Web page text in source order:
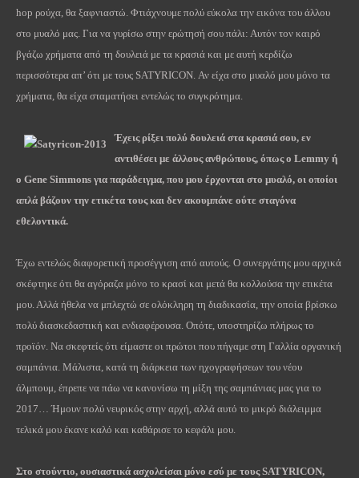
hop ρούχα, θα ξαφνιαστώ. Φτιάχνουμε πολύ εύκολα την εικόνα του άλλου
στο μυαλό μας. Για να γυρίσω στην ερώτησή σου πάλι: Αυτόν τον καιρό
βγάζω χρήματα από τη δουλειά με τα κρασιά και με αυτή κερδίζω
περισσότερα απ’ ότι με τους SATYRICON. Αν είχα στο μυαλό μου μόνο τα
χρήματα, θα είχα σταματήσει εντελώς το συγκρότημα.
Έχεις ρίξει πολύ δουλειά στα κρασιά σου, εν
αντιθέσει με άλλους ανθρώπους, όπως ο Lemmy ή
ο Gene Simmons για παράδειγμα, που μου έρχονται στο μυαλό, οι οποίοι
απλά βάζουν την ετικέτα τους και δεν ακουμπάνε ούτε σταγόνα
εθελοντικά.
Έχω εντελώς διαφορετική προσέγγιση από αυτούς. Ο συνεργάτης μου αρχικά
σκέφτηκε ότι θα αγόραζα μόνο το κρασί και μετά θα κολλούσα την ετικέτα
μου. Αλλά ήθελα να μπλεχτώ σε ολόκληρη τη διαδικασία, την οποία βρίσκω
πολύ διασκεδαστική και ενδιαφέρουσα. Οπότε, υποστηρίζω πλήρως το
προϊόν. Να σκεφτείς ότι είμαστε οι πρώτοι που πήγαμε στη Γαλλία οργανική
σαμπάνια. Μάλιστα, κατά τη διάρκεια των ηχογραφήσεων του νέου
άλμπουμ, έπρεπε να πάω να κανονίσω τη μίξη της σαμπάνιας μας για το
2017… Ήμουν πολύ νευρικός στην αρχή, αλλά αυτό το μικρό διάλειμμα
τελικά μου έκανε καλό και καθάρισε το κεφάλι μου.
Στο στούντιο, ουσιαστικά ασχολείσαι μόνο εσύ με τουςSATYRICON,